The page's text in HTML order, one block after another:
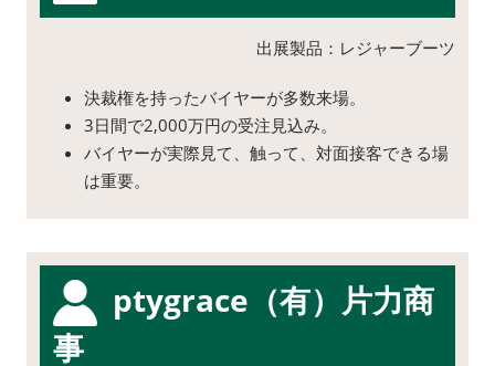
出展製品：レジャーブーツ
決裁権を持ったバイヤーが多数来場。
3日間で2,000万円の受注見込み。
バイヤーが実際見て、触って、対面接客できる場
は重要。
ptygrace（有）片力商
事